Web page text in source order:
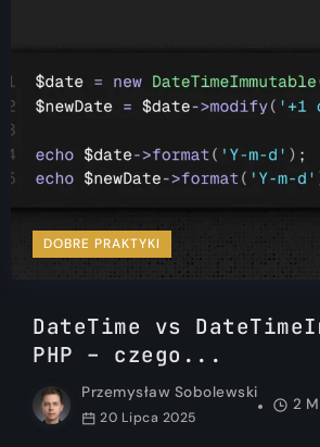
DOBRE PRAKTYKI
DateTime vs
PHP – czego...
Przemysław Sobolewski
20 Lipca 2025
2